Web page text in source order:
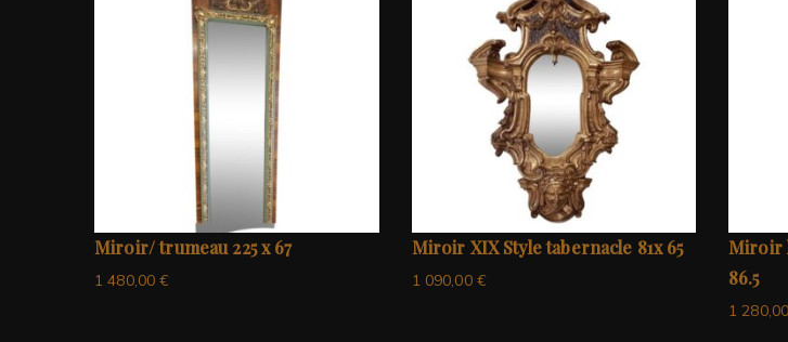
Miroir/ trumeau 225 x 67
1 480,00€
Miroir XIX Style tabernacle 81x 65
1 090,00 €
Miroir
86.5
1